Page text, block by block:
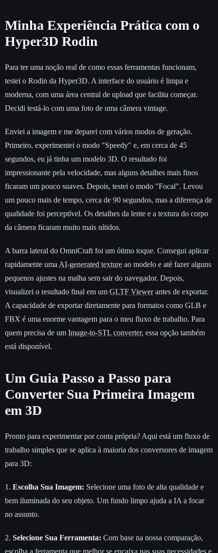
Minha Experiência Prática com o
Hyper3D Rodin
Para ter uma noção real de como essas ferramentas funcionam,
testei o Rodin da Hyper3D. A interface do usuário é limpa e
moderna, com uma área central de upload que facilita começar.
Decidi testá-lo com uma foto de uma câmera vintage.
Enviei a imagem e me deparei com vários modos de geração.
Primeiro, experimentei o modo "Speedy" e, em cerca de 45
segundos, eu já tinha um modelo 3D. O resultado foi
impressionante pela velocidade, mas alguns detalhes mais finos
ficaram um pouco suaves. Depois, testei o modo "Focal". Levou
um pouco mais de tempo, cerca de 90 segundos, mas a diferença de
qualidade foi perceptível. Os detalhes da lente e a textura do corpo
da câmera ficaram muito mais nítidos.
A barra lateral do OmniCraft foi um ótimo toque. Consegui aplicar
rapidamente uma AI-generated texture ao modelo e até fazer alguns
pequenos ajustes na malha sem sair do navegador. Depois,
visualizei o resultado final em um GLTF Viewerantes de exportar.
A capacidade de exportar diretamente para formatos como GLB e
FBX é uma enorme vantagem para o meu fluxo de trabalho. Para
quem precisa de um Image-to-STL converter, essa opção também
está disponível.
Um Guia Passo a Passo para
Converter Sua Primeira Imagem
em 3D
Pronto para experimentar por conta própria? Aqui está um fluxo de
trabalho simples que se aplica à maioria dos conversores de imagem
para 3D:
1. Escolha Sua Imagem: Selecione uma foto de alta qualidade e
bem iluminada do seu objeto. Um fundo limpo ajuda a IA a focar
no assunto.
2. Selecione Sua Ferramenta: Com base na nossa comparação,